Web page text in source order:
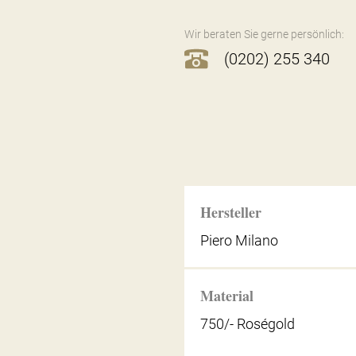
Wir beraten Sie gerne persönlich:
(0202) 255 340
Hersteller
Piero Milano
Material
750/- Roségold